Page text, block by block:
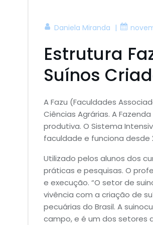
Daniela Miranda |
Estrutura
Suínos
A Fazu (Faculdades
Ciências Agrárias. A
produtiva. O Sistema
faculdade e funciona desde
Utilizado pelos alunos dos
práticas e pesquisas. O
e execução. “O setor de
vivência com a criação de
pecuárias do Brasil. A
campo, e é um dos setores